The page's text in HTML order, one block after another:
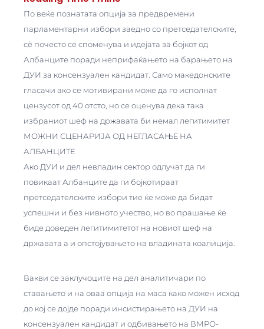
По веќе познатата опција за предвремени
парламентарни избори заедно со претседателските,
сѐ почесто се споменува и идејата за бојкот од
Албанците поради неприфаќањето на барањето на
ДУИ за консензуален кандидат. Само македонските
гласачи ако се мотивирани може да го исполнат
цензусот од 40 отсто, но се оценува дека така
избраниот шеф на државата би немал легитимитет
МОЖНИ СЦЕНАРИЈА ОД НЕГЛАСАЊЕ НА
АЛБАНЦИТЕ
Ако ДУИ и дел невладин сектор одлучат да ги
повикаат Албанците да ги бојкотираат
претседателските избори тие ќе може да бидат
успешни и без нивното учество, но во прашање ќе
биде доведен легитимитетот на новиот шеф на
државата а и опстојувањето на владината коалиција.
Вакви се заклучоците на дел аналитичари по
ставањето и на оваа опција на маса како можен исход
до кој се дојде поради инсистирањето на ДУИ на
консензуален кандидат и одбивањето на ВМРО-